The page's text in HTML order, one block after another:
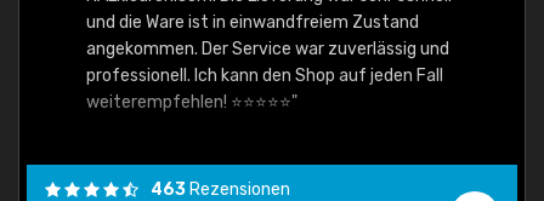
und die Ware ist in einwandfreiem Zustand
angekommen. Der Service war zuverlässig und
professionell. Ich kann den Shop auf jeden Fall
weiterempfehlen! ⭐⭐⭐⭐⭐"
463 Rezensionen